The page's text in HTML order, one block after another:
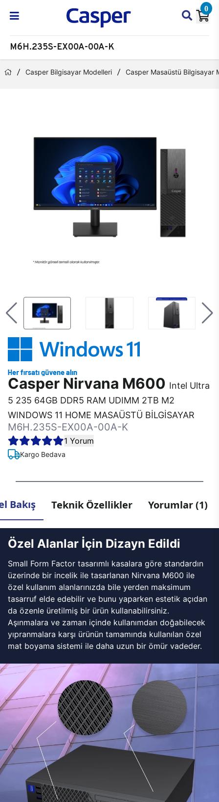
0
M6H.235S-EX00A-00A-K
Casper Bilgisayar Modelleri Casper Masaüstü Bilgisayar
Casper Nirvana M600 Intel Ultra
5 235 64GB DDR5 RAM UDIMM 2TB M2
WINDOWS 11 HOME MASAÜSTÜ BİLGİSAYAR
M6H.235S-EX00A-00A-K
1 Yorum
Kargo Bedava
Bakış Teknik Özellikler Yorumlar (1)
Özel Alanlar İçin Dizayn Edildi
Small Form Factor tasarımlı kasalara göre standardın
üzerinde bir incelik ile tasarlanan Nirvana M600 ile
özel kullanım alanlarınızda bile yerden maksimum
tasarruf elde edebilir ve bunu yaparken estetik açıdan
da özenle üretilmiş bir ürün kullanabilirsiniz.
Aşınmalara ve zaman içinde kullanımdan doğabilecek
yıpranmalara karşı ürünün tamamında kullanılan özel
mat boyama sistemi ile daha uzun bir ömür vadeder.